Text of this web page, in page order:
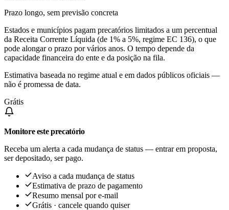
Prazo longo, sem previsão concreta
Estados e municípios pagam precatórios limitados a um percentual
da Receita Corrente Líquida (de 1% a 5%, regime EC 136), o que
pode alongar o prazo por vários anos. O tempo depende da
capacidade financeira do ente e da posição na fila.
Estimativa baseada no regime atual e em dados públicos oficiais —
não é promessa de data.
Grátis
Monitore este precatório
Receba um alerta a cada mudança de status — entrar em proposta,
ser depositado, ser pago.
Aviso a cada mudança de status
Estimativa de prazo de pagamento
Resumo mensal por e-mail
Grátis · cancele quando quiser